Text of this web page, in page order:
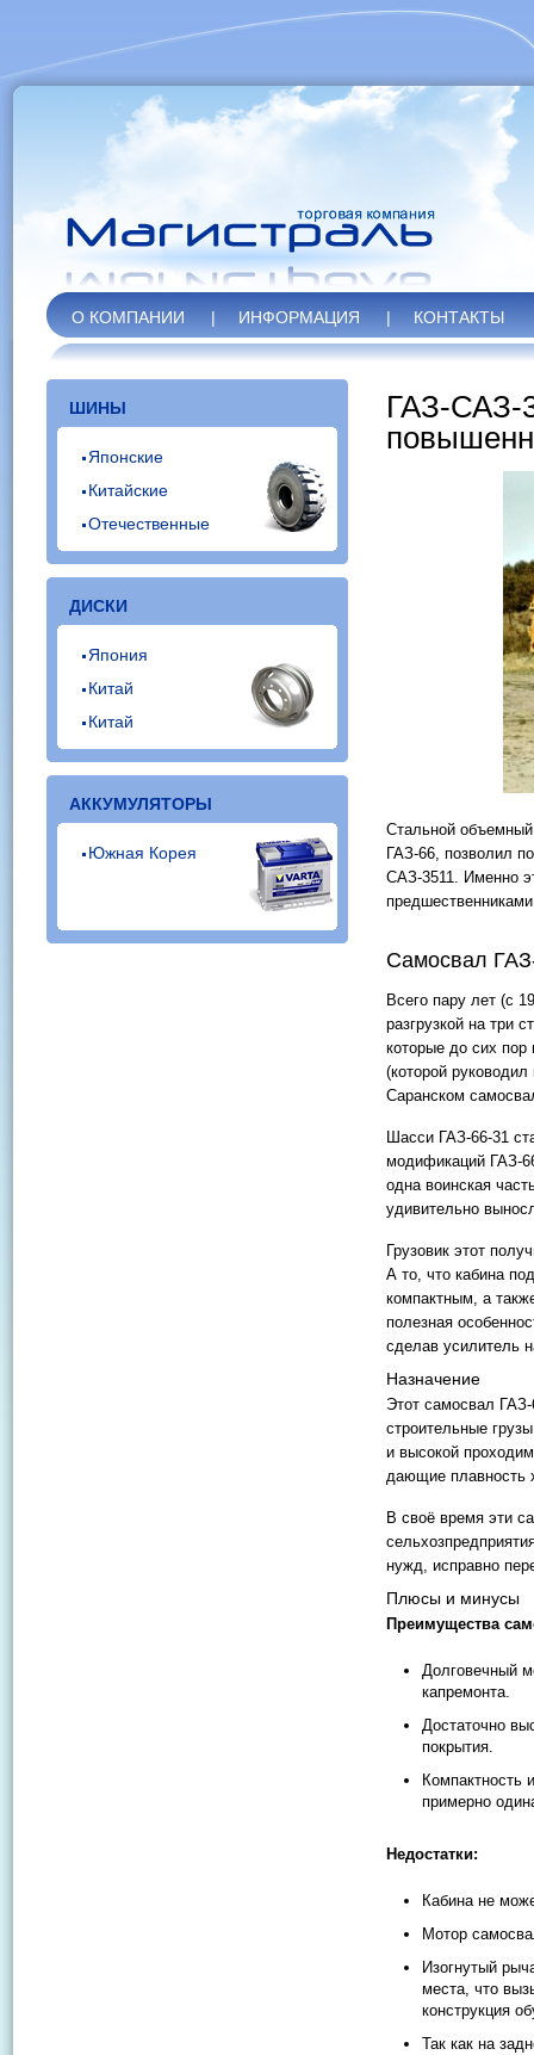
О КОМПАНИИ | ИНФОРМАЦИЯ | КОНТАКТЫ
ШИНЫ
Японские
Китайские
Отечественные
ДИСКИ
Япония
Китай
Китай
АККУМУЛЯТОРЫ
Южная Корея
ГАЗ-САЗ-
Стальной объемный
ГАЗ-66, позволил
САЗ-3511. Именно
Самосвал
Всего пару лет (с
разгрузкой на три
которые до сих пор
(которой
Саранском
Шасси ГАЗ-66-31
модификаций ГАЗ-
одна воинская
удивительно
Грузовик этот
А то, что кабина
компактным, а
полезная
сделав усилитель
Назначение
Этот самосвал
строительные
и высокой
дающие плавность
В своё время эти
нужд, исправно
Плюсы и минусы
Преимущества
Долговечный
капремонта.
Достаточно
покрытия.
Компактность
примерно
Недостатки:
Кабина не
Мотор
Изогнутый
места, что
конструкция
Так как на